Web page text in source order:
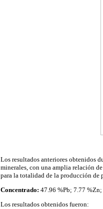
Los resultados anteriores obtenidos
minerales, con una amplia relación
para la totalidad de la producción
Concentrado: 47.96 %Pb; 7.77
Los resultados obtenidos fueron: